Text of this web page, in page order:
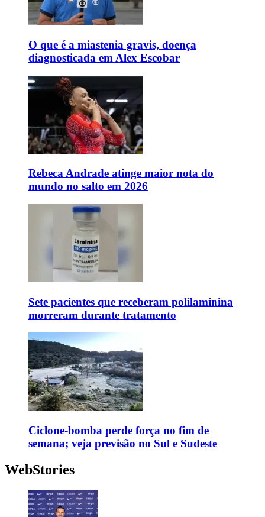
O que é a miastenia gravis, doença
diagnosticada em Alex Escobar
Rebeca Andrade atinge maior nota do
mundo no salto em 2026
Sete pacientes que receberam polilaminina
morreram durante tratamento
Ciclone-bomba perde força no fim de
semana; veja previsão no Sul e Sudeste
WebStories